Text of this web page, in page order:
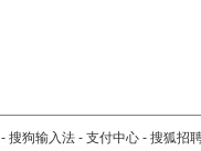
- 搜狗输入法 - 支付中心 - 搜狐招